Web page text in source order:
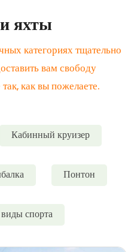
яхты
категориях тщательно
вам свободу
как вы пожелаете.
Кабинный круизер
Понтон
спорта